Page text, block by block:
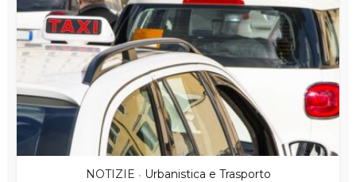
NOTIZIE • Urbanistica e Trasporto